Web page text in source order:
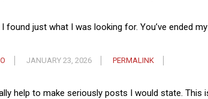
I found just what I was looking for. You’ve ended
JANUARY 23, 2026 PERMALINK
help to make seriously posts I would state. This